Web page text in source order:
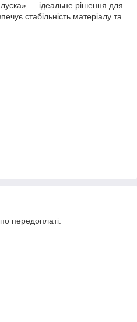
— ідеальне рішення для
стабільність матеріалу та
передоплаті.